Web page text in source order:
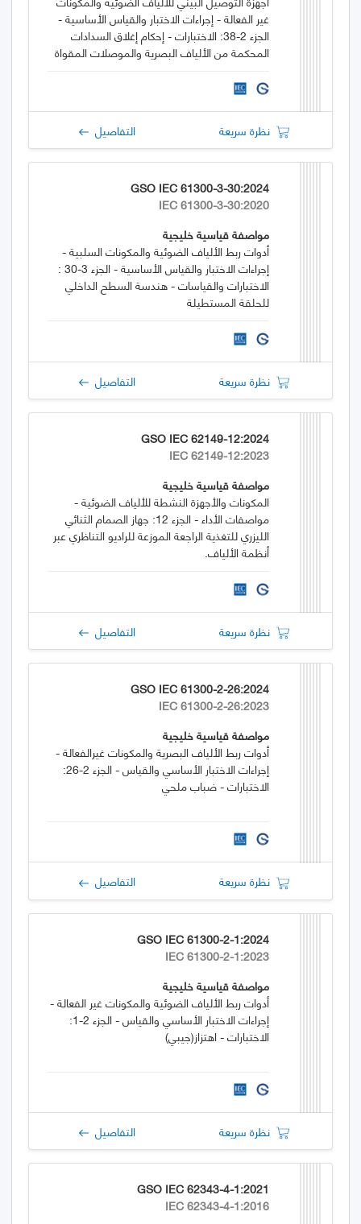
غير الفعالة - إجراءات الاختبار والقياس الأساسية -
الجزء 2-38: الاختبارات - إحكام إغلاق السدادات
المحكمة من الألياف البصرية والموصلات المقواة
نظرة سريعة التفاصيل
GSO IEC 61300-3-30:2024
IEC 61300-3-30:2020
مواصفة قياسية خليجية
أدوات ربط الألياف الضوئية والمكونات السلبية -
إجراءات الاختبار والقياس الأساسية - الجزء 3-30 :
الاختبارات والقياسات - هندسة السطح الداخلي
للحلقة المستطيلة
نظرة سريعة التفاصيل
GSO IEC 62149-12:2024
IEC 62149-12:2023
مواصفة قياسية خليجية
المكونات والأجهزة النشطة للألياف الضوئية -
مواصفات الأداء - الجزء 12: جهاز الصمام الثنائي
الليزري للتغذية الراجعة الموزعة للراديو التناظري عبر
أنظمة الألياف.
نظرة سريعة التفاصيل
GSO IEC 61300-2-26:2024
IEC 61300-2-26:2023
مواصفة قياسية خليجية
أدوات ربط الألياف البصرية والمكونات غيرالفعالة -
إجراءات الاختبار الأساسي والقياس - الجزء 2-26:
الاختبارات - ضباب ملحي
نظرة سريعة التفاصيل
GSO IEC 61300-2-1:2024
IEC 61300-2-1:2023
مواصفة قياسية خليجية
أدوات ربط الألياف الضوئية والمكونات غير الفعالة -
إجراءات الاختبار الأساسي والقياس - الجزء 2-1:
الاختبارات - اهتزاز(جيبي)
نظرة سريعة التفاصيل
GSO IEC 62343-4-1:2021
IEC 62343-4-1:2016